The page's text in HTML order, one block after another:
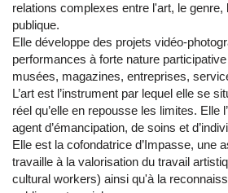
relations complexes entre l'art, le
publique.
Elle développe des projets vidéo-
performances à forte nature
musées, magazines, entreprises,
L’art est l’instrument par lequel elle se
réel qu’elle en repousse les limites. Elle
agent d’émancipation, de soins et
Elle est la cofondatrice d’Impasse, une
travaille à la valorisation du travail
cultural workers) ainsi qu'à la